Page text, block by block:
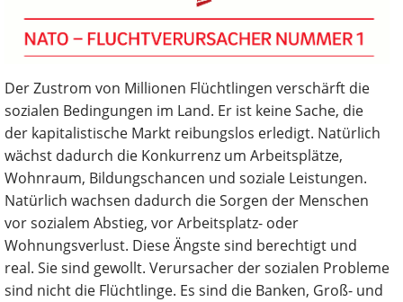
Der Zustrom von Millionen Flüchtlingen verschärft die
sozialen Bedingungen im Land. Er ist keine Sache, die
der kapitalistische Markt reibungslos erledigt. Natürlich
wächst dadurch die Konkurrenz um Arbeitsplätze,
Wohnraum, Bildungschancen und soziale Leistungen.
Natürlich wachsen dadurch die Sorgen der Menschen
vor sozialem Abstieg, vor Arbeitsplatz- oder
Wohnungsverlust. Diese Ängste sind berechtigt und
real. Sie sind gewollt. Verursacher der sozialen Probleme
sind nicht die Flüchtlinge. Es sind die Banken, Groß- und